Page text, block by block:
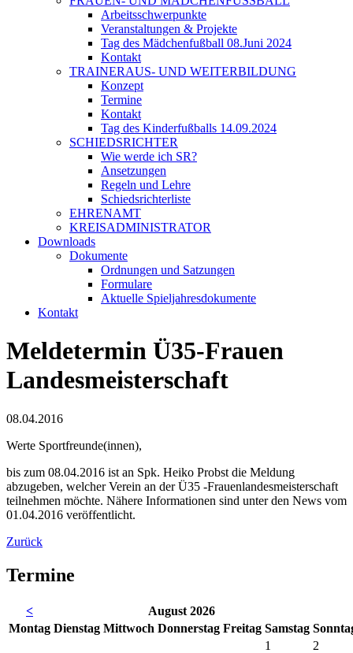
Arbeitsschwerpunkte
Veranstaltungen & Projekte
Tag des Mädchenfußball 08.Juni 2024
Kontakt
TRAINERAUS- UND WEITERBILDUNG
Konzept
Termine
Kontakt
Tag des Kinderfußballs 14.09.2024
SCHIEDSRICHTER
Wie werde ich SR?
Ansetzungen
Regeln und Lehre
Schiedsrichterliste
EHRENAMT
KREISADMINISTRATOR
Downloads
Dokumente
Ordnungen und Satzungen
Formulare
Aktuelle Spieljahresdokumente
Kontakt
Meldetermin Ü35-Frauen
Landesmeisterschaft
08.04.2016
Werte Sportfreunde(innen),
bis zum 08.04.2016 ist an Spk. Heiko Probst die Meldung
abzugeben, welcher Verein an der Ü35 -Frauenlandesmeisterschaft
teilnehmen möchte. Nähere Informationen sind unter den News vom
01.04.2016 veröffentlicht.
Zurück
Termine
<
August 2026
Montag Dienstag Mittwoch Donnerstag Freitag Samstag So
1
2